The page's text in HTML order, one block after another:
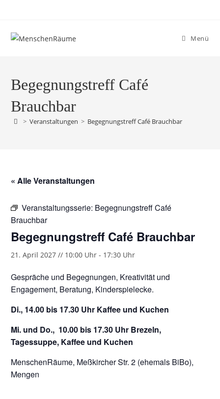
Menü
Begegnungstreff Café
Brauchbar
> Veranstaltungen > Begegnungstreff Café Brauchbar
« Alle Veranstaltungen
Veranstaltungsserie: Begegnungstreff Café
Brauchbar
Begegnungstreff Café Brauchbar
21. April 2027 // 10:00 Uhr - 17:30 Uhr
Gespräche und Begegnungen, Kreativität und
Engagement, Beratung, Kinderspielecke.
Di., 14.00 bis 17.30 Uhr Kaffee und Kuchen
Mi. und Do., 10.00 bis 17.30 Uhr Brezeln,
Tagessuppe, Kaffee und Kuchen
MenschenRäume, Meßkircher Str. 2 (ehemals BiBo),
Mengen